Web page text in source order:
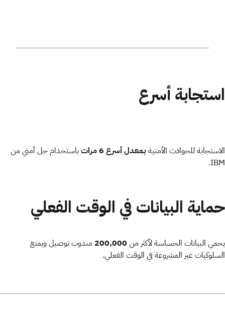
استجابة أسرع
الاستجابة للحوادث الأمنية بمعدل أسرع 6 مرات
باستخدام حل أمني من
IBM
.
حماية البيانات في الوقت الفعلي
يحمي البيانات الحساسة لأكثر من 200,000 مندوب توصيل ويمنع
السلوكيات غير المشروعة في الوقت الفعلي.